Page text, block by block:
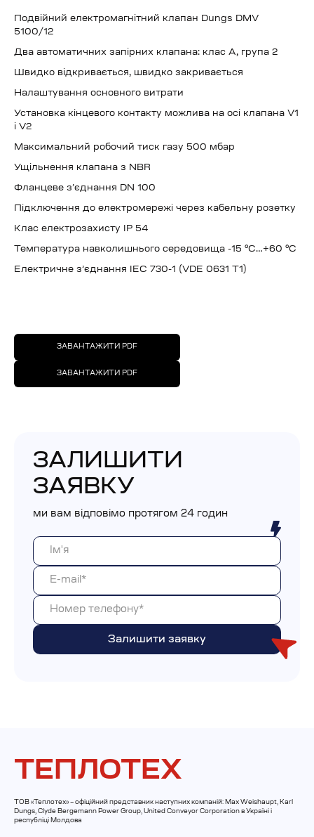
Подвійний електромагнітний клапан Dungs DMV
5100/12
Два автоматичних запірних клапана: клас А, група 2
Швидко відкривається, швидко закривається
Налаштування основного витрати
Установка кінцевого контакту можлива на осі клапана V1
і V2
Максимальний робочий тиск газу 500 мбар
Ущільнення клапана з NBR
Фланцеве з’єднання DN 100
Підключення до електромережі через кабельну розетку
Клас електрозахисту IP 54
Температура навколишнього середовища -15 °C…+60 °C
Електричне з’єднання IEC 730-1 (VDE 0631 T1)
ЗАВАНТАЖИТИ PDF
ЗАВАНТАЖИТИ PDF
ЗАЛИШИТИ
ЗАЯВКУ
ми вам відповімо протягом 24 годин
ТЕПЛОТЕХ
ТОВ «Теплотех» – офіційний представник наступних компаній: Max Weishaupt, Karl
Dungs, Clyde Bergemann Power Group, United Conveyor Corporation в Україні і
республіці Молдова